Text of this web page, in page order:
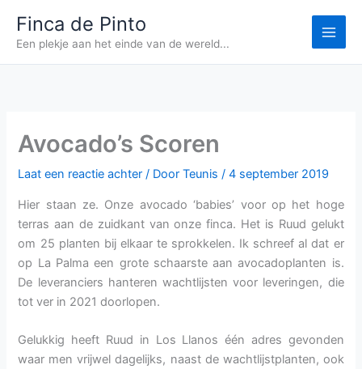
naar
inhoud
Finca de Pinto
Een plekje aan het einde van de wereld...
Avocado’s Scoren
Laat een reactie achter / DoorTeunis/4 september 2019
Hier staan ze. Onze avocado ‘babies’ voor op het hoge
terras aan de zuidkant van onze finca. Het is Ruud gelukt
om 25 planten bij elkaar te sprokkelen. Ik schreef al dat er
op La Palma een grote schaarste aan avocadoplanten is.
De leveranciers hanteren wachtlijsten voor leveringen, die
tot ver in 2021 doorlopen.
Gelukkig heeft Ruud in Los Llanos één adres gevonden
waar men vrijwel dagelijks, naast de wachtlijstplanten, ook